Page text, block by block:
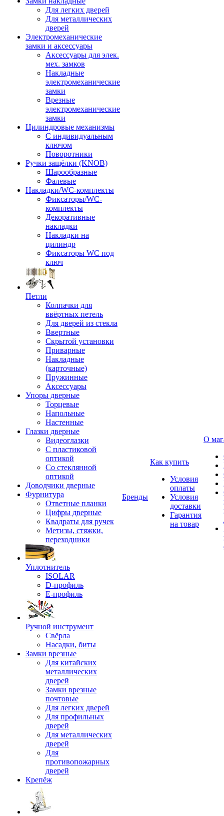
Для легких дверей
Для металлических
дверей
Электромеханические
замки и аксессуары
Аксессуары для элек.
мех. замков
Накладные
электромеханические
замки
Врезные
электромеханические
замки
Цилиндровые механизмы
С индивидуальным
ключом
Поворотники
Ручки защёлки (KNOB)
Шарообразные
Фалевые
Накладки/WC-комплекты
Фиксаторы/WC-
комплекты
Декоративные
накладки
Накладки на
цилиндр
Фиксаторы WC под
ключ
Петли
Колпачки для
ввёртных петель
Для дверей из стекла
Ввертные
Скрытой установки
Приварные
Накладные
(карточные)
Пружинные
Аксессуары
Упоры дверные
Торцевые
Напольные
Настенные
Глазки дверные
Видеоглазки
С пластиковой
оптикой
Со стеклянной
оптикой
Доводчики дверные
Фурнитура
Ответные планки
Цифры дверные
Квадраты для ручек
Метизы, стяжки,
переходники
Уплотнитель
ISOLAR
D-профиль
Е-профиль
Ручной инструмент
Свёрла
Насадки, биты
Замки врезные
Для китайских
металлических
дверей
Замки врезные
почтовые
Для легких дверей
Для профильных
дверей
Для металлических
дверей
Для
противопожарных
дверей
Крепёж
Бренды
Как купить
Условия
оплаты
Условия
доставки
Гарантия
на товар
О